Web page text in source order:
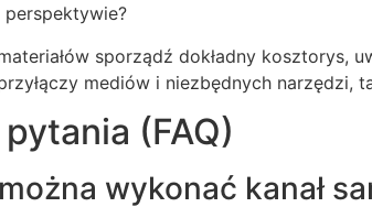
perspektywie?
sporządź dokładny kosztorys,
mediów i niezbędnych narzędzi,
(FAQ)
wykonać kanał